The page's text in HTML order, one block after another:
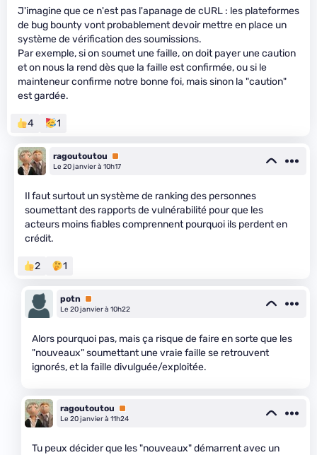
J'imagine que ce n'est pas l'apanage de cURL : les plateformes
de bug bounty vont probablement devoir mettre en place un
système de vérification des soumissions.
Par exemple, si on soumet une faille, on doit payer une caution
et on nous la rend dès que la faille est confirmée, ou si le
mainteneur confirme notre bonne foi, mais sinon la "caution"
est gardée.
4 1
ragoutoutou
Premium
Le 20 janvier à 10h17
Il faut surtout un système de ranking des personnes
soumettant des rapports de vulnérabilité pour que les
acteurs moins fiables comprennent pourquoi ils perdent en
crédit.
2 1
potn
Premium
Le 20 janvier à 10h22
Alors pourquoi pas, mais ça risque de faire en sorte que les
"nouveaux" soumettant une vraie faille se retrouvent
ignorés, et la faille divulguée/exploitée.
ragoutoutou
Premium
Le 20 janvier à 11h24
Tu peux décider que les "nouveaux" démarrent avec un